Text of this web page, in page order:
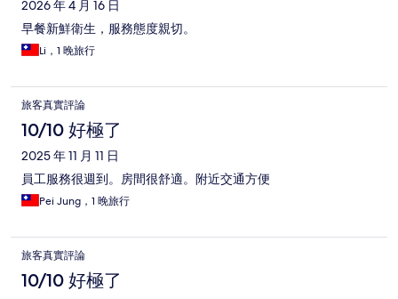
2026 年 4 月 16 日
早餐新鮮衛生，服務態度親切。
Li，1 晚旅行
旅客真實評論
10/10 好極了
2025 年 11 月 11 日
員工服務很週到。房間很舒適。附近交通方便
Pei Jung，1 晚旅行
旅客真實評論
10/10 好極了